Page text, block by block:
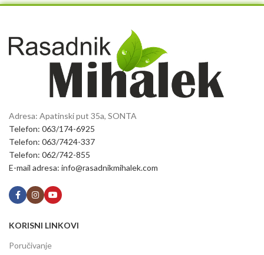
Adresa: Apatinski put 35a, SONTA
Telefon: 063/174-6925
Telefon: 063/7424-337
Telefon: 062/742-855
E-mail adresa: info@rasadnikmihalek.com
KORISNI LINKOVI
Poručivanje